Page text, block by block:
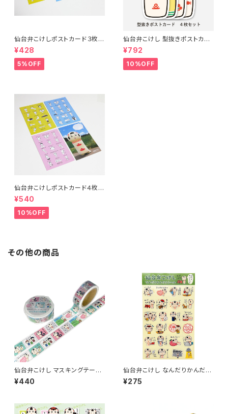
仙台弁こけしポストカード３枚セ
ット（ピンク・ブルー・イエロー）
¥428
5%OFF
仙台弁こけし 型抜きポストカー
ド（４枚セット）
¥792
10%OFF
仙台弁こけしポストカード４枚セ
ット（ピンク・ブルー・イエロー・
着ぐるみ）
¥540
10%OFF
その他の商品
仙台弁こけし マスキングテープ
（いっちゃ！仙台弁）
¥440
仙台弁こけし なんだりかんだり
シール
¥275